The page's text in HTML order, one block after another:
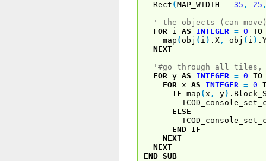
Rect (MAP_WIDTH - 35 , 25
' the objects (can
FOR i AS INTEGER = 0 TO
map (obj ( i ) .X , obj ( i )
NEXT
'#go through all tiles,
FOR y AS INTEGER = 0 TO
FOR x AS INTEGER = 0
IF map ( x , y)
ELSE
END IF
NEXT
NEXT
END SUB